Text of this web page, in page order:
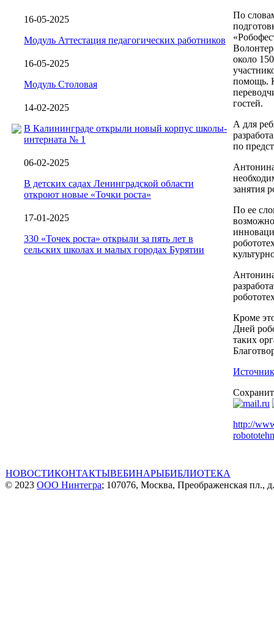
16-05-2025
Модуль Аттестация педагогических работников
16-05-2025
Модуль Столовая
14-02-2025
В Калининграде открыли новый корпус школы-
интерната № 1
06-02-2025
В детских садах Ленинградской области
откроют новые «Точки роста»
17-01-2025
330 «Точек роста» открыли за пять лет в
сельских школах и малых городах Бурятии
По
около
помощь.
гостей.
А для
по
занятия
По ее
Кроме
Дней
таких
http://
НОВОСТИКОНТАКТЫВЕБИНАРЫБИБЛИОТЕКА
© 2023 ООО Нинтегра; 107076, Москва, Преображенская пл.,